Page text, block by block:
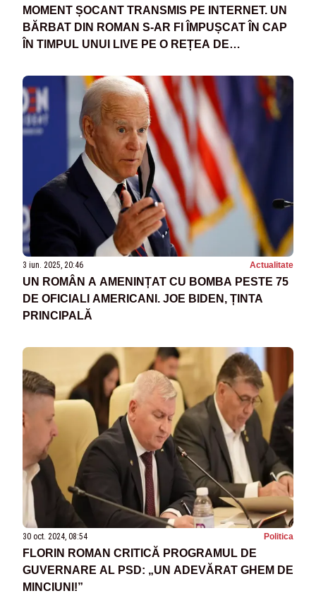
MOMENT ȘOCANT TRANSMIS PE INTERNET. UN
BĂRBAT DIN ROMAN S-AR FI ÎMPUȘCAT ÎN CAP
ÎN TIMPUL UNUI LIVE PE O REȚEA DE
3 iun. 2025, 20:46 Actualitate
UN ROMÂN A AMENINȚAT CU BOMBA PESTE 75
DE OFICIALI AMERICANI. JOE BIDEN, ȚINTA
PRINCIPALĂ
30 oct. 2024, 08:54 Politica
FLORIN ROMAN CRITICĂ PROGRAMUL DE
GUVERNARE AL PSD: „UN ADEVĂRAT GHEM DE
MINCIUNI!”